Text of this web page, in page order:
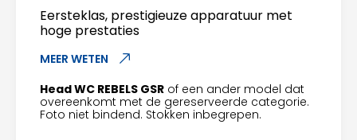
Eersteklas, prestigieuze apparatuur met
hoge prestaties
MEER WETEN
Head WC REBELS GSR of een ander model dat
overeenkomt met de gereserveerde categorie.
Foto niet bindend. Stokken inbegrepen.